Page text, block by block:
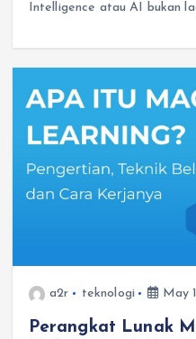
Intelligence atau AI bukan
a2r teknologi May
Perangkat Lunak